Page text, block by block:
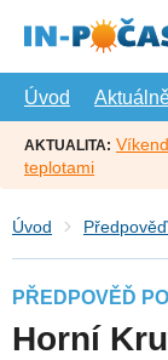
hlavní
Úvod
AKTUALITA:
teplotami
Úvod
PŘEDPOVĚĎ
Horní